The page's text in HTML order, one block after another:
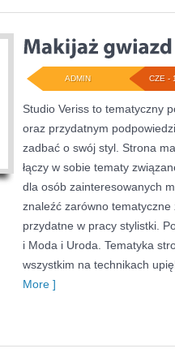
CZE -
ADMIN
Studio Veriss to tematyczny
oraz przydatnym
zadbać o swój styl. Strona
łączy w sobie tematy
dla osób zainteresowanych
znaleźć zarówno
przydatne w pracy stylistki.
i Moda i Uroda. Tematyka
wszystkim na technikach
More ]